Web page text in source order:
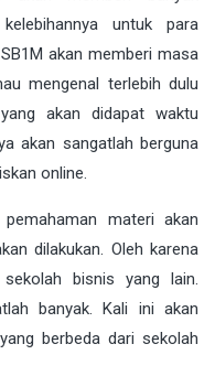
untuk para
akan memberi masa
mengenal terlebih dulu
akan didapat waktu
akan sangatlah berguna
online.
materi akan
dilakukan. Oleh karena
bisnis yang lain.
banyak. Kali ini akan
berbeda dari sekolah